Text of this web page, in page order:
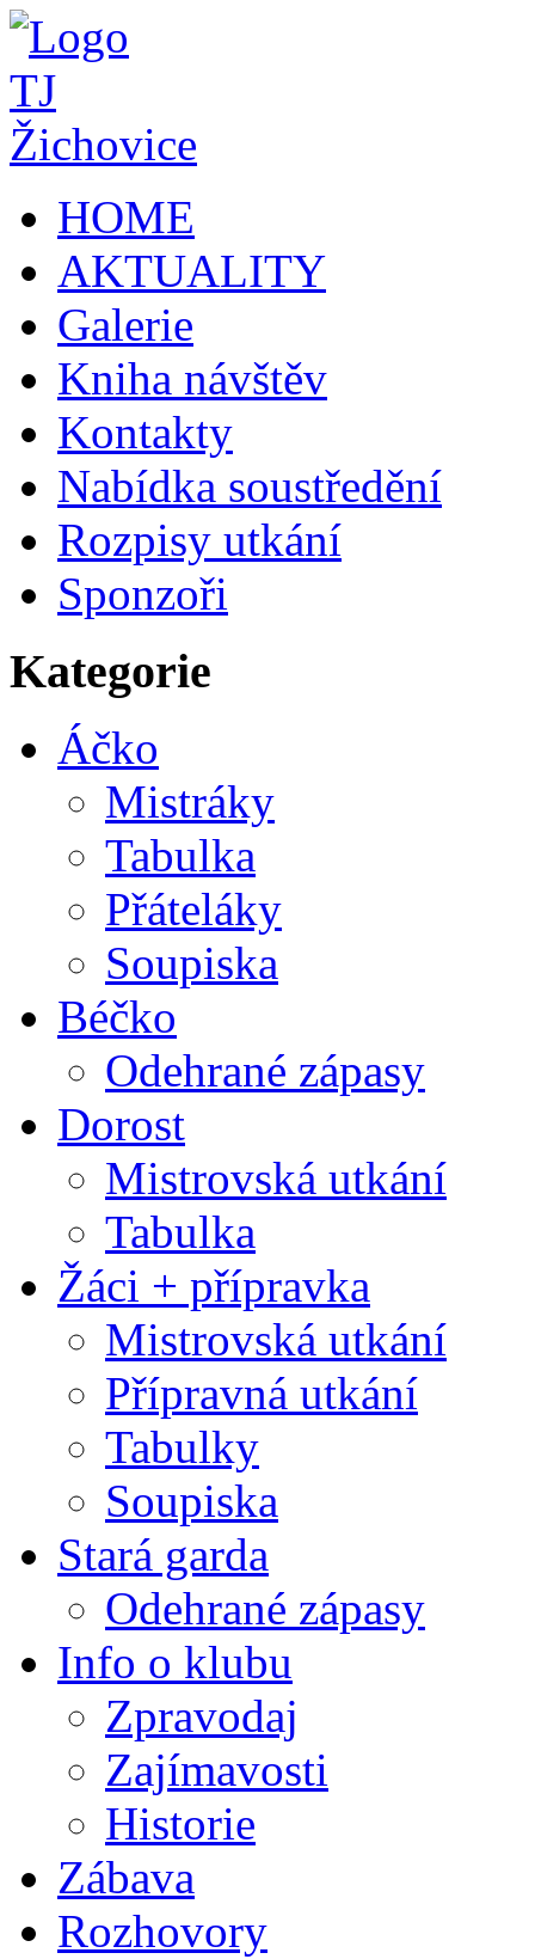
HOME
AKTUALITY
Galerie
Kniha návštěv
Kontakty
Nabídka soustředění
Rozpisy utkání
Sponzoři
Kategorie
Áčko
Mistráky
Tabulka
Přáteláky
Soupiska
Béčko
Odehrané zápasy
Dorost
Mistrovská utkání
Tabulka
Žáci + přípravka
Mistrovská utkání
Přípravná utkání
Tabulky
Soupiska
Stará garda
Odehrané zápasy
Info o klubu
Zpravodaj
Zajímavosti
Historie
Zábava
Rozhovory